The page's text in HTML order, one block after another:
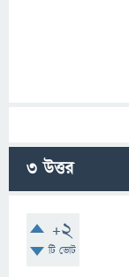
3উত্তর
+2
টি ভোট